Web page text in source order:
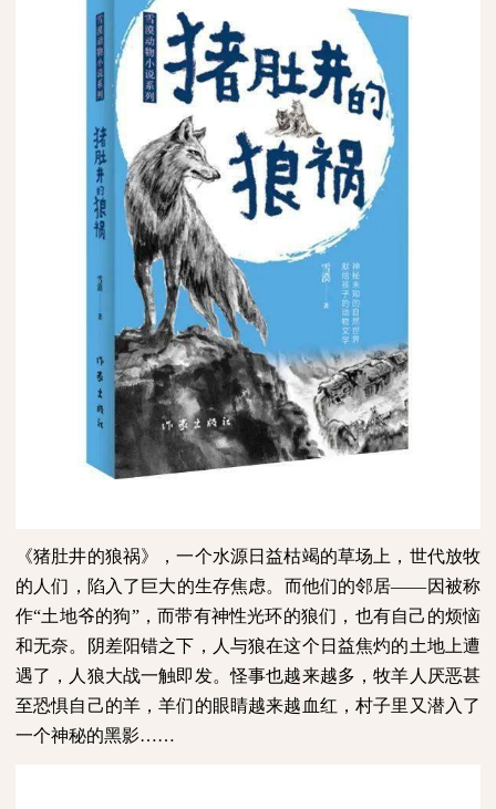
《猪肚井的狼祸》，一个水源日益枯竭的草场上，世代放牧
的人们，陷入了巨大的生存焦虑。而他们的邻居——因被称
作“土地爷的狗”，而带有神性光环的狼们，也有自己的烦恼
和无奈。阴差阳错之下，人与狼在这个日益焦灼的土地上遭
遇了，人狼大战一触即发。怪事也越来越多，牧羊人厌恶甚
至恐惧自己的羊，羊们的眼睛越来越血红，村子里又潜入了
一个神秘的黑影……